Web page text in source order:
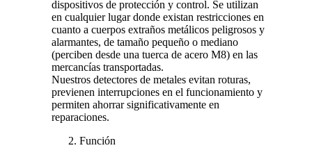
dispositivos de protección y control. Se utilizan
en cualquier lugar donde existan restricciones en
cuanto a cuerpos extraños metálicos peligrosos y
alarmantes, de tamaño pequeño o mediano
(perciben desde una tuerca de acero M8) en las
mercancías transportadas.
Nuestros detectores de metales evitan roturas,
previenen interrupciones en el funcionamiento y
permiten ahorrar significativamente en
reparaciones.
Función